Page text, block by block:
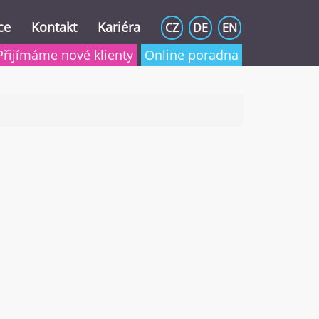
Kontakt Kariéra CZ DE EN
Online poradna
nové klienty